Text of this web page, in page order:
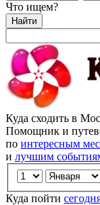
Что ищем?
Найти
Куда сходить в
Помощник и
по интересным
и лучшим
Куда пойти